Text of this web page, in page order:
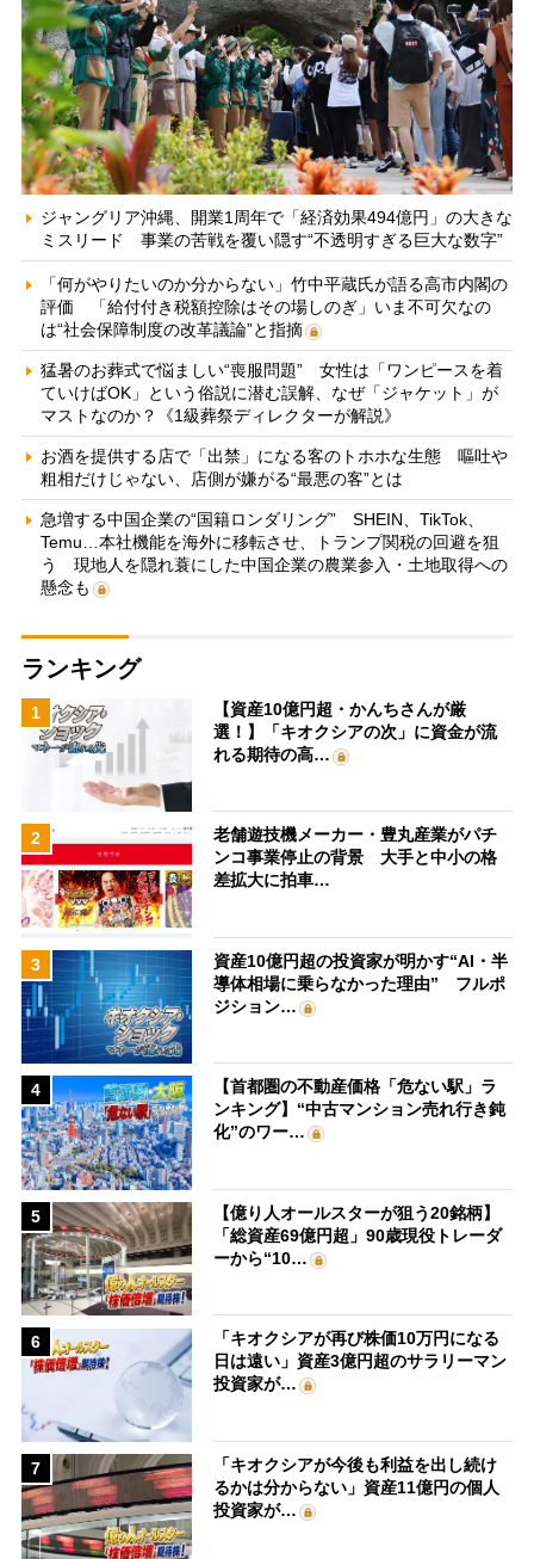
ジャングリア沖縄、開業1周年で「経済効果494億円」の大きな
ミスリード 事業の苦戦を覆い隠す“不透明すぎる巨大な数字”
「何がやりたいのか分からない」竹中平蔵氏が語る高市内閣の
評価 「給付付き税額控除はその場しのぎ」いま不可欠なの
は“社会保障制度の改革議論”と指摘
猛暑のお葬式で悩ましい“喪服問題” 女性は「ワンピースを着
ていけばOK」という俗説に潜む誤解、なぜ「ジャケット」が
マストなのか？《1級葬祭ディレクターが解説》
お酒を提供する店で「出禁」になる客のトホホな生態 嘔吐や
粗相だけじゃない、店側が嫌がる“最悪の客”とは
急増する中国企業の“国籍ロンダリング” SHEIN、TikTok、
Temu…本社機能を海外に移転させ、トランプ関税の回避を狙
う 現地人を隠れ蓑にした中国企業の農業参入・土地取得への
懸念も
ランキング
1
【資産10億円超・かんちさんが厳
選！】「キオクシアの次」に資金が流
れる期待の高…
2
老舗遊技機メーカー・豊丸産業がパチ
ンコ事業停止の背景 大手と中小の格
差拡大に拍車…
3
資産10億円超の投資家が明かす“AI・半
導体相場に乗らなかった理由” フルポ
ジション…
4
【首都圏の不動産価格「危ない駅」ラ
ンキング】“中古マンション売れ行き鈍
化”のワー…
5
【億り人オールスターが狙う20銘柄】
「総資産69億円超」90歳現役トレーダ
ーから“10…
6
「キオクシアが再び株価10万円になる
日は遠い」資産3億円超のサラリーマン
投資家が…
7
「キオクシアが今後も利益を出し続け
るかは分からない」資産11億円の個人
投資家が…